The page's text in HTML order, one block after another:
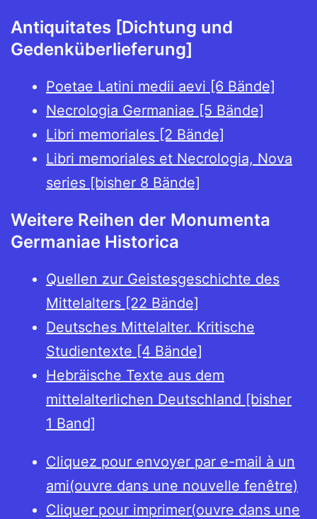
Antiquitates [Dichtung und
Gedenküberlieferung]
Poetae Latini medii aevi [6 Bände]
Necrologia Germaniae [5 Bände]
Libri memoriales [2 Bände]
Libri memoriales et Necrologia, Nova
series [bisher 8 Bände]
Weitere Reihen der Monumenta
Germaniae Historica
Quellen zur Geistesgeschichte des
Mittelalters [22 Bände]
Deutsches Mittelalter. Kritische
Studientexte [4 Bände]
Hebräische Texte aus dem
mittelalterlichen Deutschland [bisher
1 Band]
Cliquez pour envoyer par e-mail à un
ami(ouvre dans une nouvelle fenêtre)
Cliquer pour imprimer(ouvre dans une